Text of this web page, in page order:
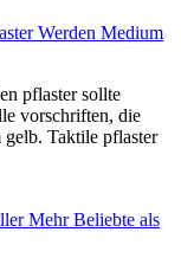
Werden Medium
pflaster sollte
vorschriften, die
Taktile pflaster
Mehr Beliebte als